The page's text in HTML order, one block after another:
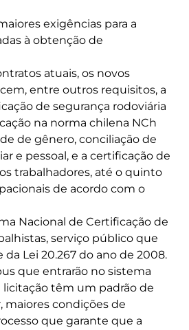
exigências para a
à obtenção de
atuais, os novos
entre outros requisitos, a
de segurança rodoviária
na norma chilena NCh
de gênero, conciliação de
e pessoal, e a certificação de
trabalhadores, até o quinto
de acordo com o
Nacional de Certificação de
serviço público que
da Lei 20.267 do ano de 2008.
que entrarão no sistema
têm um padrão de
maiores condições de
que garante que a